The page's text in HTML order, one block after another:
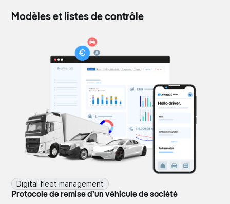
Modèles et listes de contrôle
Digital fleet management
Protocole de remise d’un véhicule de société